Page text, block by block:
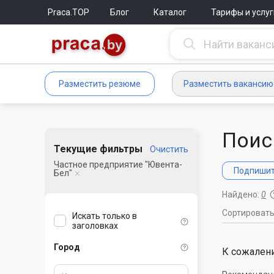
Praca.TOP Блог Каталог Тарифы и
Разместить резюме Разместить вакансию
Текущие фильтры
Очистить
Частное предприятие "Ювента-
Бел"
Искать только в
заголовках
Город
Найдено: 0
К